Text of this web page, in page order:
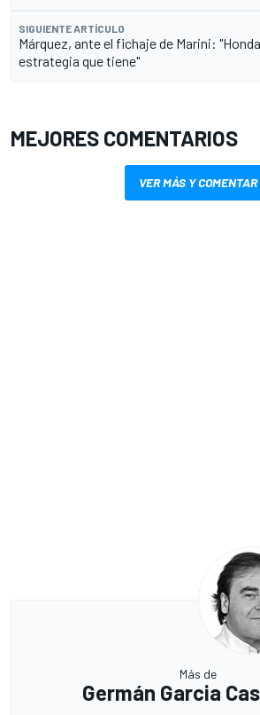
SIGUIENTE ARTÍCULO
Márquez, ante el fichaje de Marini:
estrategia que tiene"
MEJORES COMENTARIOS
VER MÁS Y COMENTAR
Más de
Germán Garcia